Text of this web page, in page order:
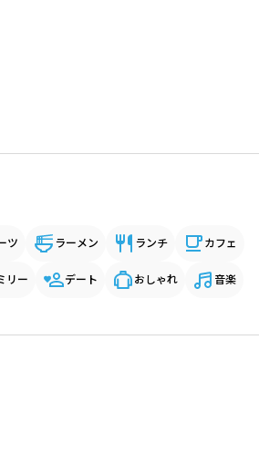
ツ ラーメン ランチ カフェ
リー デート おしゃれ 音楽